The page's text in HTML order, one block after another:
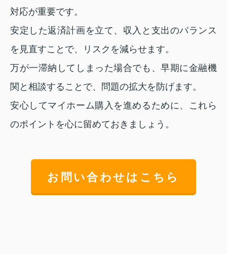
対応が重要です。
安定した返済計画を立て、収入と支出のバランス
を見直すことで、リスクを減らせます。
万が一滞納してしまった場合でも、早期に金融機
関と相談することで、問題の拡大を防げます。
安心してマイホーム購入を進めるために、これら
のポイントを心に留めておきましょう。
お問い合わせはこちら